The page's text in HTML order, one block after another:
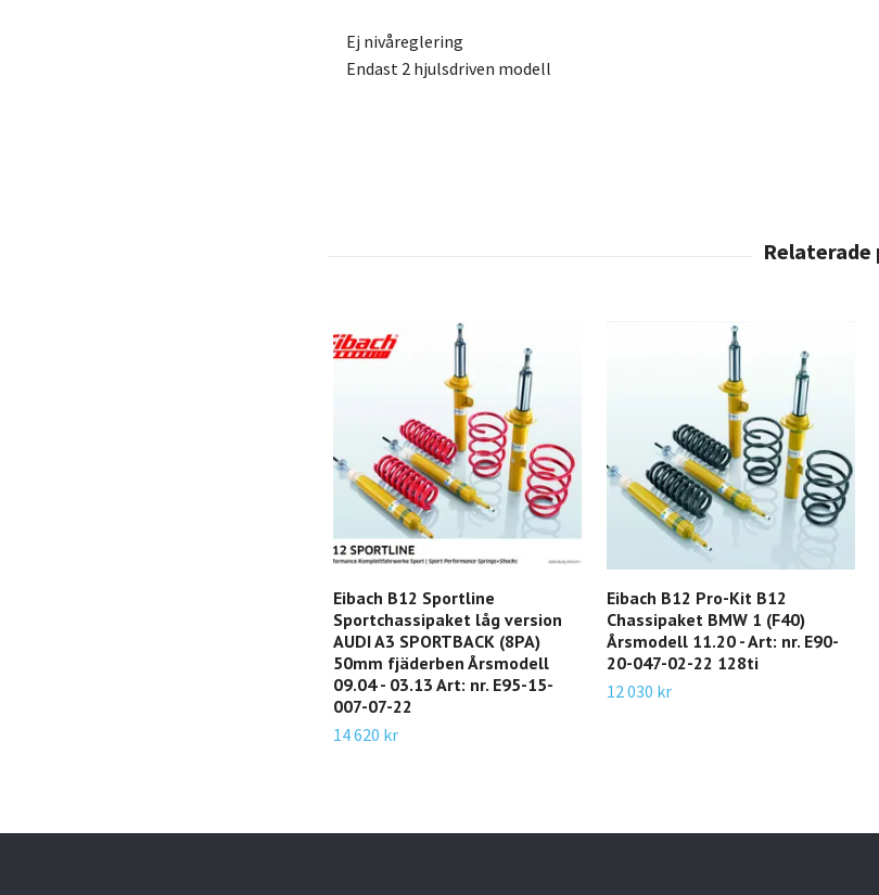
Ej nivåreglering
Endast 2 hjulsdriven modell
Eibach B12 Sportline
Sportchassipaket låg version
AUDI A3 SPORTBACK (8PA)
50mm fjäderben Årsmodell
09.04 - 03.13 Art: nr. E95-15-
007-07-22
14 620 kr
Eibach B12 Pro-Kit B12
Chassipaket BMW 1 (F40)
Årsmodell 11.20 - Art: nr. E90-
20-047-02-22 128ti
12 030 kr